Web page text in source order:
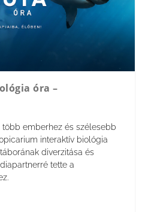
óra –
emberhez és szélesebb
interaktív biológia
diverzitása és
tette a